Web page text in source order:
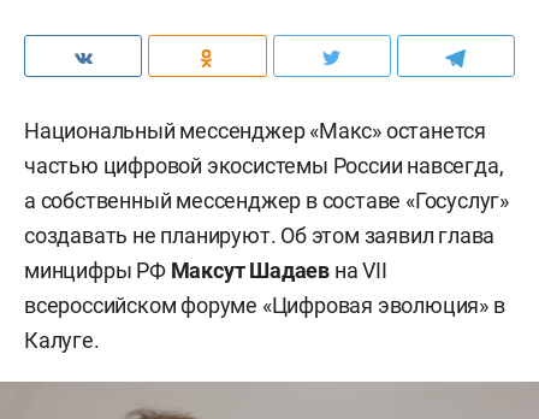
Национальный мессенджер «Макс» останется
частью цифровой экосистемы России навсегда,
а собственный мессенджер в составе «Госуслуг»
создавать не планируют. Об этом заявил глава
минцифры РФ Максут Шадаев на VII
всероссийском форуме «Цифровая эволюция» в
Калуге.